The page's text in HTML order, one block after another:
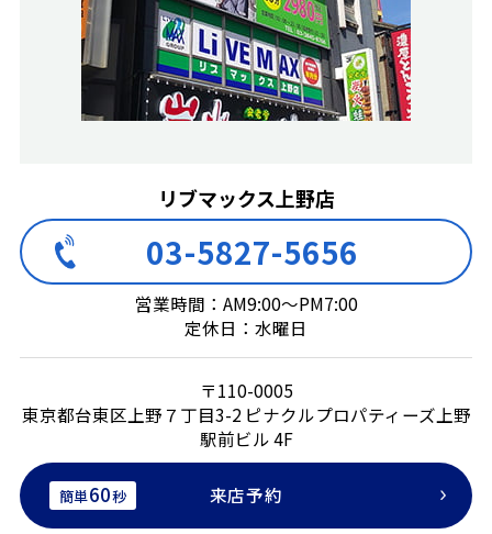
リブマックス上野店
03-5827-5656
営業時間：AM9:00～PM7:00
定休日：水曜日
〒110-0005
東京都台東区上野７丁目3-2 ピナクルプロパティーズ上野
駅前ビル 4F
簡単60秒 来店予約